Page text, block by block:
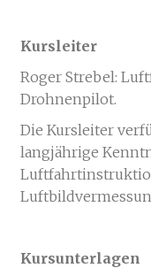
Kursleiter
Roger Strebel:
Drohnenpilot.
Die Kursleiter
langjährige
Kursunterlagen